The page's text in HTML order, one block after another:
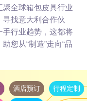
聚全球箱包皮具行业
找意大利合作伙
行业趋势，这都将
助您从“制造”走向“品
酒店预订 行程定制